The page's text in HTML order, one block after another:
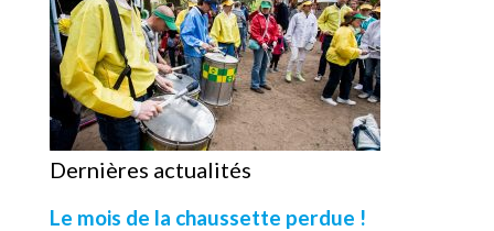
Dernières actualités
Le mois de la chaussette perdue !